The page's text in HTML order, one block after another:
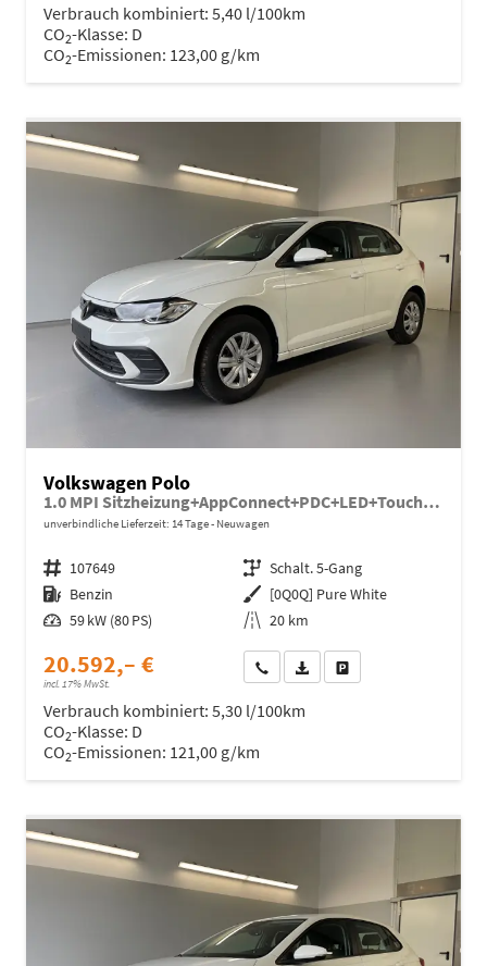
Verbrauch kombiniert: 5,40 l/100km
CO2-Klasse: D
CO2-Emissionen: 123,00 g/km
Volkswagen Polo
1.0 MPI Sitzheizung+AppConnect+PDC+LED+Touch+Lichtsensor+MultiLenkrad
unverbindliche Lieferzeit: 14 Tage Neuwagen
Fahrzeugnr. 107649 Getriebe Schalt. 5-Gang
Kraftstoff Benzin Außenfarbe [0Q0Q] Pure White
Leistung 59 kW (80 PS) Kilometerstand 20 km
20.592,– €
incl. 17% MwSt.
Wir rufen Sie anFahrzeugexposé (PDF)
Verbrauch kombiniert: 5,30 l/100km
CO2-Klasse: D
CO2-Emissionen: 121,00 g/km